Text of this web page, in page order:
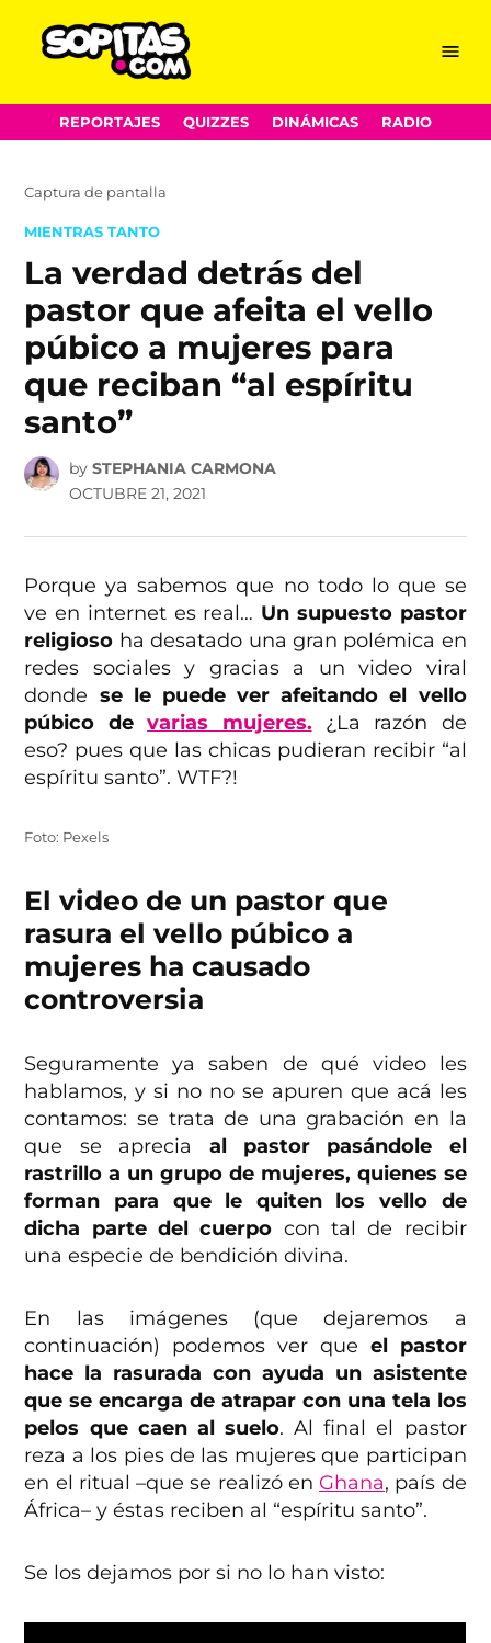
Skip
to
Menu
REPORTAJES QUIZZES DINÁMICAS RADIO
Captura de pantalla
POSTED
MIENTRAS TANTO
La verdad detrás del
pastor que afeita el vello
púbico a mujeres para
que reciban “al espíritu
santo”
by STEPHANIA CARMONA
OCTUBRE 21, 2021
Porque ya sabemos que no todo lo que se
ve en internet es real… Un supuesto pastor
religioso ha desatado una gran polémica en
redes sociales y gracias a un video viral
donde se le puede ver afeitando el vello
púbico devarias mujeres. ¿La razón de
eso? pues que las chicas pudieran recibir “al
espíritu santo”. WTF?!
Foto: Pexels
El video de un pastor que
rasura el vello púbico a
mujeres ha causado
controversia
Seguramente ya saben de qué video les
hablamos, y si no no se apuren que acá les
contamos: se trata de una grabación en la
que se aprecia al pastor pasándole el
rastrillo a un grupo de mujeres, quienes se
forman para que le quiten los vello de
dicha parte del cuerpo con tal de recibir
una especie de bendición divina.
En las imágenes (que dejaremos a
continuación) podemos ver que el pastor
hace la rasurada con ayuda un asistente
que se encarga de atrapar con una tela los
pelos que caen al suelo. Al final el pastor
reza a los pies de las mujeres que participan
en el ritual –que se realizó en Ghana, país de
África– y éstas reciben al “espíritu santo”.
Se los dejamos por si no lo han visto: